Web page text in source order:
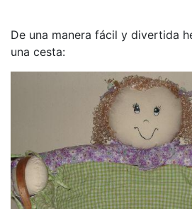
De una manera fácil y divertida
una cesta: